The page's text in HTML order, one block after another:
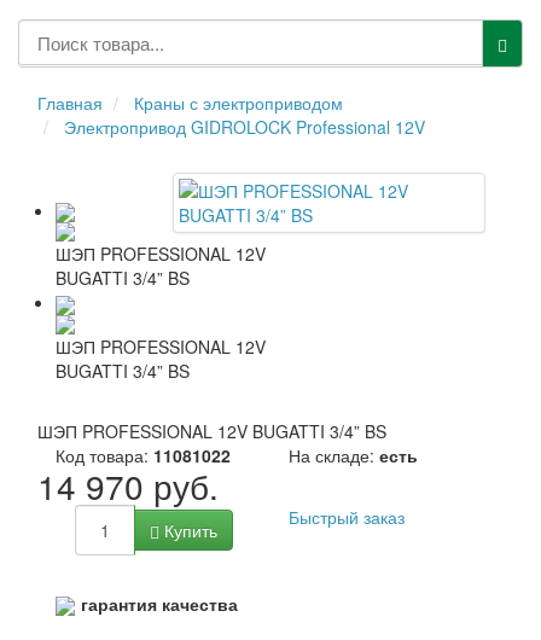
Главная
Краны с электроприводом
Электропривод GIDROLOCK Professional 12V
ШЭП PROFESSIONAL 12V BUGATTI 3/4” BS
Код товара: 11081022 На складе: есть
14 970 руб.
Купить
Быстрый заказ
гарантия качества